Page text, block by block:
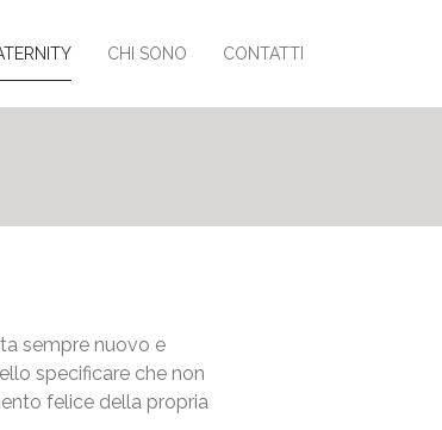
CHI SONO CONTATTI
sempre nuovo e
specificare che non
felice della propria